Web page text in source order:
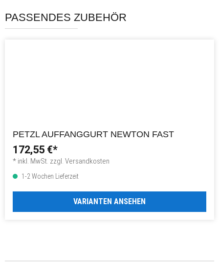
PASSENDES ZUBEHÖR
PETZL AUFFANGGURT NEWTON FAST
172,55 €*
* inkl. MwSt. zzgl. Versandkosten
1-2 Wochen Lieferzeit
VARIANTEN ANSEHEN